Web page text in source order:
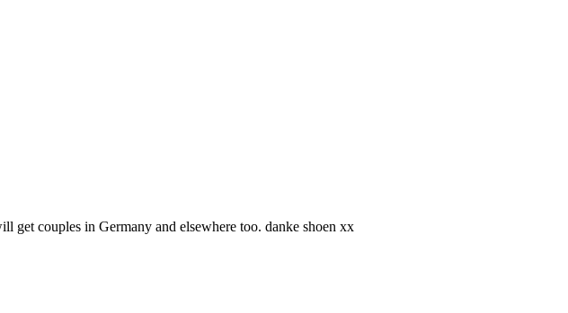
couples in Germany and elsewhere too. danke shoen xx